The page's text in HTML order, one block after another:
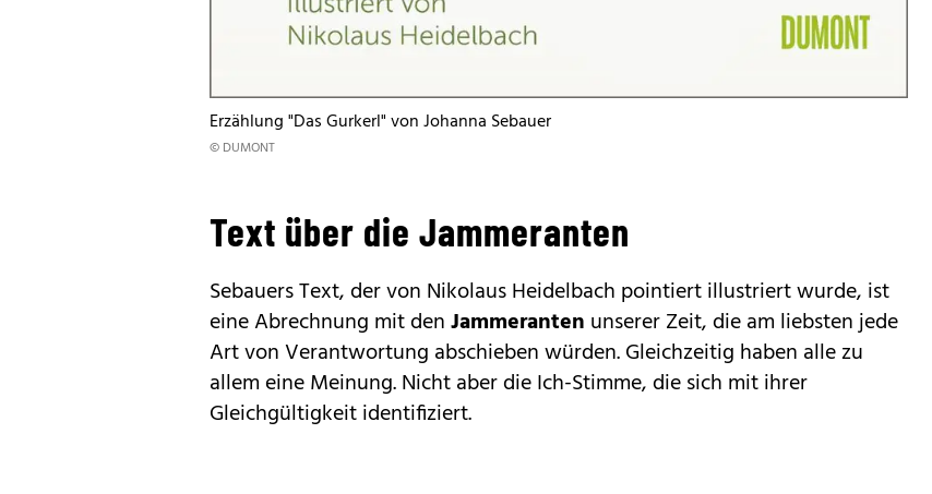
Erzählung "Das Gurkerl" von Johanna Sebauer
© DUMONT
Text über die Jammeranten
Sebauers Text, der von Nikolaus Heidelbach pointiert illustriert wurde, ist
eine Abrechnung mit denJammeranten unserer Zeit, die am liebsten jede
Art von Verantwortung abschieben würden. Gleichzeitig haben alle zu
allem eine Meinung. Nicht aber die Ich-Stimme, die sich mit ihrer
Gleichgültigkeit identifiziert.